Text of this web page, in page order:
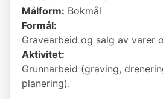
Målform: Bokmål
Formål:
Gravearbeid og salg av varer
Aktivitet:
Grunnarbeid (graving,
planering).